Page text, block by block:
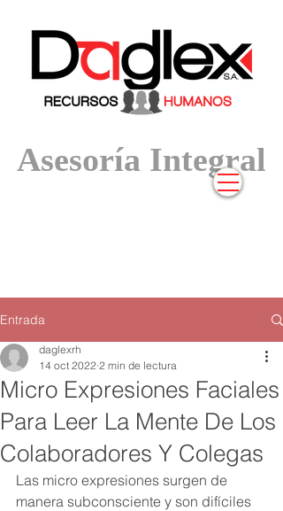
Asesoría Integral
Entrada
Micro Expresiones Faciales
Para Leer La Mente De Los
Colaboradores Y Colegas
daglexrh
14 oct 2022 2 min de lectura
Las micro expresiones surgen de
manera subconsciente y son difíciles